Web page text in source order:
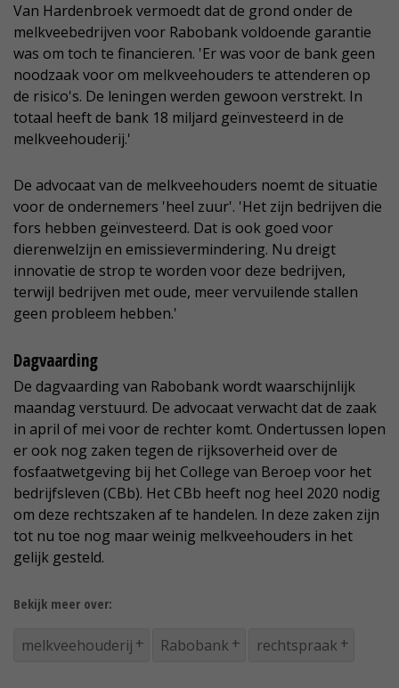
Van Hardenbroek vermoedt dat de grond onder de
melkveebedrijven voor Rabobank voldoende garantie
was om toch te financieren. 'Er was voor de bank geen
noodzaak voor om melkveehouders te attenderen op
de risico's. De leningen werden gewoon verstrekt. In
totaal heeft de bank 18 miljard geïnvesteerd in de
melkveehouderij.'
De advocaat van de melkveehouders noemt de situatie
voor de ondernemers 'heel zuur'. 'Het zijn bedrijven die
fors hebben geïnvesteerd. Dat is ook goed voor
dierenwelzijn en emissievermindering. Nu dreigt
innovatie de strop te worden voor deze bedrijven,
terwijl bedrijven met oude, meer vervuilende stallen
geen probleem hebben.'
Dagvaarding
De dagvaarding van Rabobank wordt waarschijnlijk
maandag verstuurd. De advocaat verwacht dat de zaak
in april of mei voor de rechter komt. Ondertussen lopen
er ook nog zaken tegen de rijksoverheid over de
fosfaatwetgeving bij het College van Beroep voor het
bedrijfsleven (CBb). Het CBb heeft nog heel 2020 nodig
om deze rechtszaken af te handelen. In deze zaken zijn
tot nu toe nog maar weinig melkveehouders in het
gelijk gesteld.
Bekijk meer over:
melkveehouderij Rabobank rechtspraak